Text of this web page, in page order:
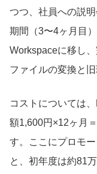
つつ、社員への説
期間（3〜4ヶ月目
Workspaceに移し
ファイルの変換と
コストについては
額1,600円×12ヶ月
す。ここにプロモ
と、初年度は約81